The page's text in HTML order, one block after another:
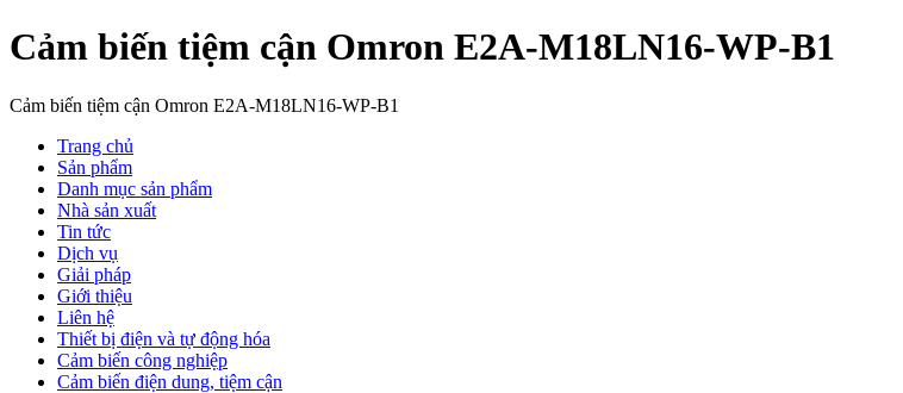
Cảm biến tiệm cận Omron E2A-M18LN16-WP-B1
Cảm biến tiệm cận Omron E2A-M18LN16-WP-B1
Trang chủ
Sản phẩm
Danh mục sản phẩm
Nhà sản xuất
Tin tức
Dịch vụ
Giải pháp
Giới thiệu
Liên hệ
Thiết bị điện và tự động hóa
Cảm biến công nghiệp
Cảm biến điện dung, tiệm cận